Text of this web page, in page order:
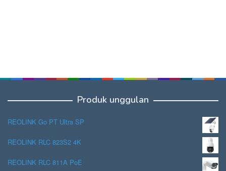
Produk unggulan
REOLINK Go PT Ultra SP
REOLINK RLC 823S2 4K
REOLINK RLC 811A PoE